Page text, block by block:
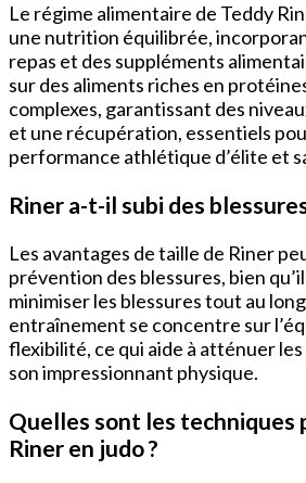
Le régime alimentaire de Teddy
une nutrition équilibrée,
repas et des suppléments
sur des aliments riches en
complexes, garantissant des
et une récupération, essentiels
performance athlétique d’élite et
Riner a-t-il subi des
Les avantages de taille de Riner
prévention des blessures, bien
minimiser les blessures tout au
entraînement se concentre sur
flexibilité, ce qui aide à atténuer les
son impressionnant physique.
Quelles sont les techniques
Riner en judo ?